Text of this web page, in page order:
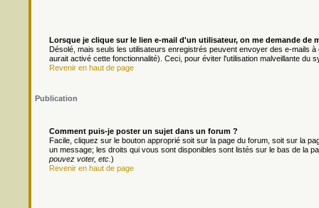
Lorsque je clique sur le lien e-mail d'un utilisateur, on me demande de
Désolé, mais seuls les utilisateurs enregistrés peuvent envoyer des e-mails
aurait activé cette fonctionnalité). Ceci, pour éviter l'utilisation malveillante du
Revenir en haut de page
Publication
Comment puis-je poster un sujet dans un forum ?
Facile, cliquez sur le bouton approprié soit sur la page du forum, soit sur la
un message; les droits qui vous sont disponibles sont listés sur le bas de la
pouvez voter, etc. )
Revenir en haut de page